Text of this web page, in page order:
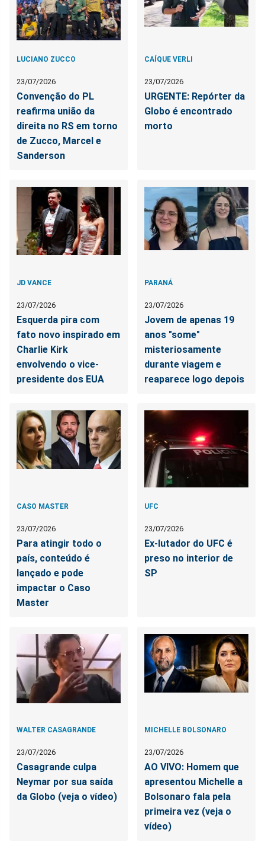
LUCIANO ZUCCO
23/07/2026
Convenção do PL
reafirma união da
direita no RS em torno
de Zucco, Marcel e
Sanderson
CAÍQUE VERLI
23/07/2026
URGENTE: Repórter da
Globo é encontrado
morto
JD VANCE
23/07/2026
Esquerda pira com
fato novo inspirado em
Charlie Kirk
envolvendo o vice-
presidente dos EUA
PARANÁ
23/07/2026
Jovem de apenas 19
anos "some"
misteriosamente
durante viagem e
reaparece logo depois
CASO MASTER
23/07/2026
Para atingir todo o
país, conteúdo é
lançado e pode
impactar o Caso
Master
UFC
23/07/2026
Ex-lutador do UFC é
preso no interior de
SP
WALTER CASAGRANDE
23/07/2026
Casagrande culpa
Neymar por sua saída
da Globo (veja o vídeo)
MICHELLE BOLSONARO
23/07/2026
AO VIVO: Homem que
apresentou Michelle a
Bolsonaro fala pela
primeira vez (veja o
vídeo)